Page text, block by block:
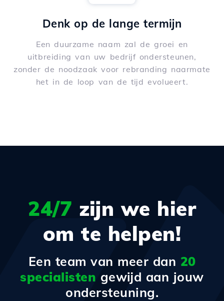
Denk op de lange termijn
Een duurzame naam zal de groei en
uitbreiding van uw bedrijf ondersteunen,
zonder de noodzaak voor rebranding naarmate
het in de loop van de tijd evolueert.
24/7 zijn we hier
om te helpen!
Een team van meer dan 20
specialisten gewijd aan jouw
ondersteuning.